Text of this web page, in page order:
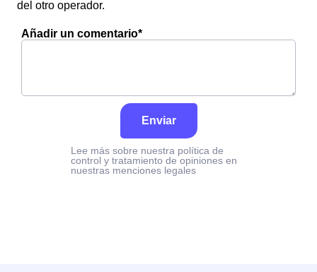
del otro operador.
Añadir un comentario*
Enviar
Lee más sobre nuestra política de
control y tratamiento de opiniones en
nuestras menciones legales